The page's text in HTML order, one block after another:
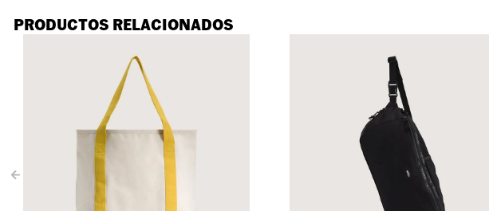
PRODUCTOS RELACIONADOS